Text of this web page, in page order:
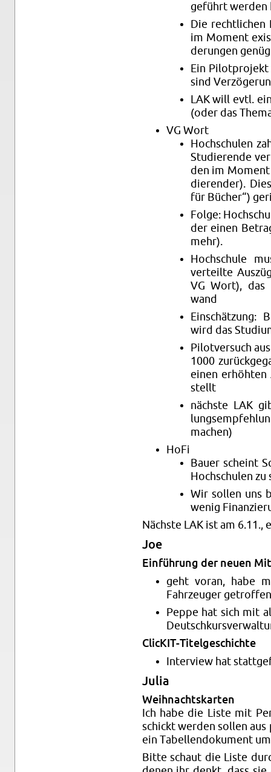
ge­führt wer­den
Die recht­li­chen
im Mo­ment
de­run­gen
Ein
sind
LAK will evtl.
(oder das
VG Wort
Hoch­schu­len
Stu­die­ren­de
den im
die­ren­der).
für Bü­cher“)
Folge:
der einen
mehr).
Hoch­schu­le
ver­teil­te
VG Wort), das
wand
Ein­schät­zung:
wird das
Pi­lot­ver­such
1000
einen
stellt
nächs­te LAK
ma­chen)
HoFi
Bauer scheint
Hoch­schu­len zu
Wir sol­len uns
wenig
Nächs­te LAK ist am
Joe
Ein­füh­rung der neuen
geht voran, habe
Fahr­zeu­ger ge­trof­fen
Peppe hat sich mit
Cli­cKIT-Ti­tel­ge­schich­te
In­ter­view hat
Julia
Weih­nachts­kar­ten
Ich habe die Liste mit
schickt wer­den sol­len
ein Ta­bel­len­do­ku­ment
Bitte schaut die Liste